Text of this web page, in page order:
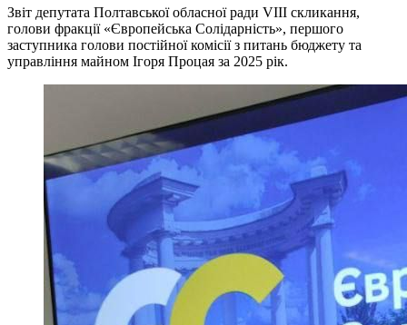
Звіт депутата Полтавської обласної ради VIII скликання,
голови фракції «Європейська Солідарність», першого
заступника голови постійної комісії з питань бюджету та
управління майном Ігоря Процая за 2025 рік.